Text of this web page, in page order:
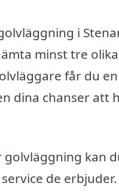
i
minst tre
får du
dina chanser
kan
de